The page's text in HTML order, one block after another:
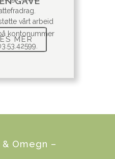
vårt arbeid
kontonummer
MER
Omegn –